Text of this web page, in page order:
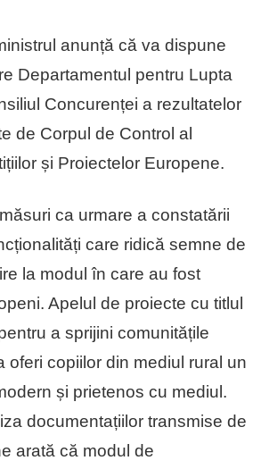
anunță că va dispune
Departamentul pentru Lupta
Concurenței a rezultatelor
de Corpul de Control al
și Proiectelor Europene.
ca urmare a constatării
care ridică semne de
la modul în care au fost
Apelul de proiecte cu titlul
a sprijini comunitățile
oferi copiilor din mediul rural un
și prietenos cu mediul.
documentațiilor transmise de
arată că modul de